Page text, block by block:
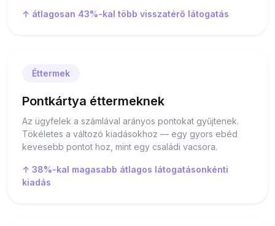
↑ átlagosan 43%-kal több visszatérő látogatás
Éttermek
Pontkártya éttermeknek
Az ügyfelek a számlával arányos pontokat gyűjtenek.
Tökéletes a változó kiadásokhoz — egy gyors ebéd
kevesebb pontot hoz, mint egy családi vacsora.
↑ 38%-kal magasabb átlagos látogatásonkénti
kiadás